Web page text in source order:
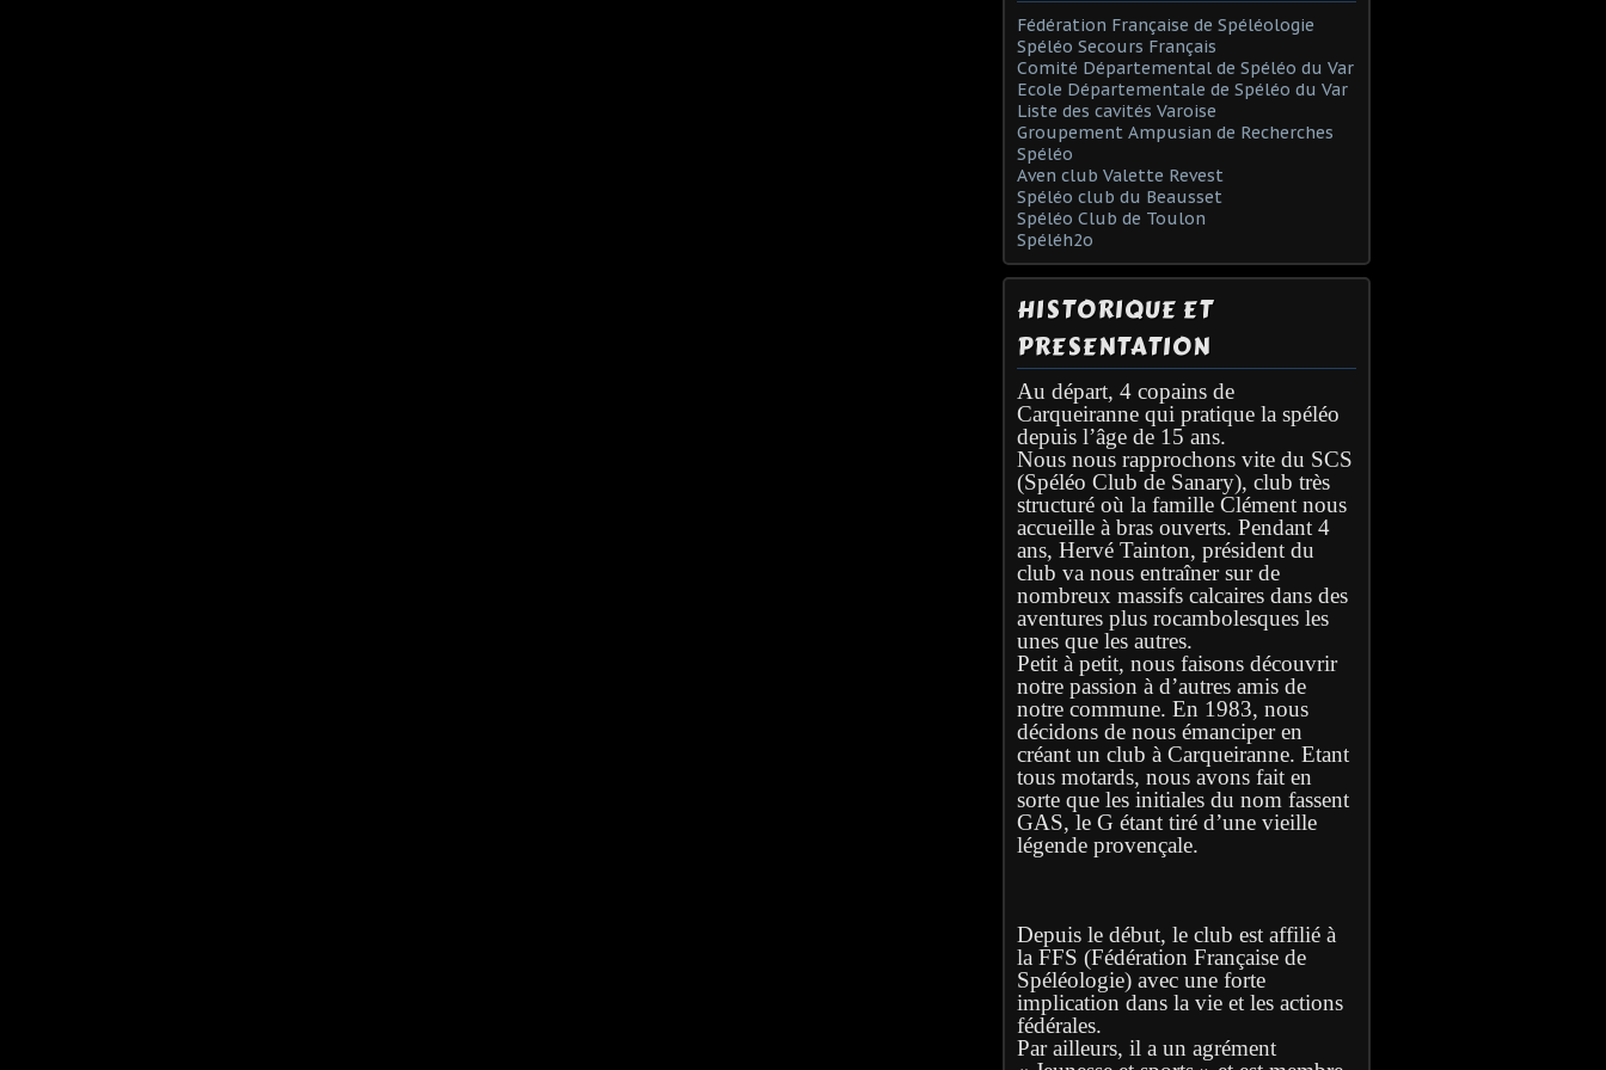
Fédération Française de Spéléologie
Spéléo Secours Français
Comité Départemental de Spéléo du Var
Ecole Départementale de Spéléo du Var
Liste des cavités Varoise
Groupement Ampusian de Recherches
Spéléo
Aven club Valette Revest
Spéléo club du Beausset
Spéléo Club de Toulon
Spéléh2o
HISTORIQUE ET
PRESENTATION
Au départ, 4 copains de
Carqueiranne qui pratique la spéléo
depuis l’âge de 15 ans.
Nous nous rapprochons vite du SCS
(Spéléo Club de Sanary), club très
structuré où la famille Clément nous
accueille à bras ouverts. Pendant 4
ans, Hervé Tainton, président du
club va nous entraîner sur de
nombreux massifs calcaires dans des
aventures plus rocambolesques les
unes que les autres.
Petit à petit, nous faisons découvrir
notre passion à d’autres amis de
notre commune. En 1983, nous
décidons de nous émanciper en
créant un club à Carqueiranne. Etant
tous motards, nous avons fait en
sorte que les initiales du nom fassent
GAS, le G étant tiré d’une vieille
légende provençale.
Depuis le début, le club est affilié à
la FFS (Fédération Française de
Spéléologie) avec une forte
implication dans la vie et les actions
fédérales.
Par ailleurs, il a un agrément